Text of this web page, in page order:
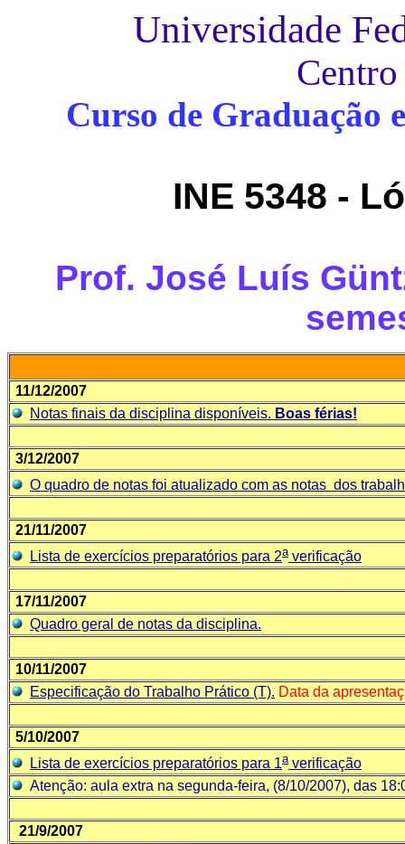
Universidade
Curso de Graduação
INE 5348 -
Prof. José Luís
11/12/2007
Notas finais da disciplina disponíveis. Boas férias!
3/12/2007
O quadro de notas foi atualizado com as notas dos
21/11/2007
Lista de exercícios preparatórios para 2averificação
17/11/2007
Quadro geral de notas da disciplina.
10/11/2007
Especificação do Trabalho Prático (T). Data da
5/10/2007
Lista de exercícios preparatórios para 1averificação
Atenção: aula extra na segunda-feira, (8/10/2007), das
21/9/2007